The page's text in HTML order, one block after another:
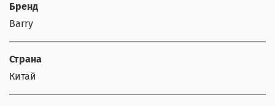
Бренд
Barry
Страна
Китай